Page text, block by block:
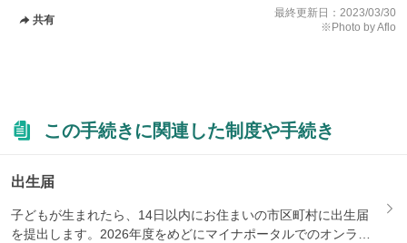
共有
最終更新日： 2023/03/30
※Photo by Aflo
この手続きに関連した制度や手続き
出生届
子どもが生まれたら、14日以内にお住まいの市区町村に出生届
を提出します。2026年度をめどにマイナポータルでのオンライ